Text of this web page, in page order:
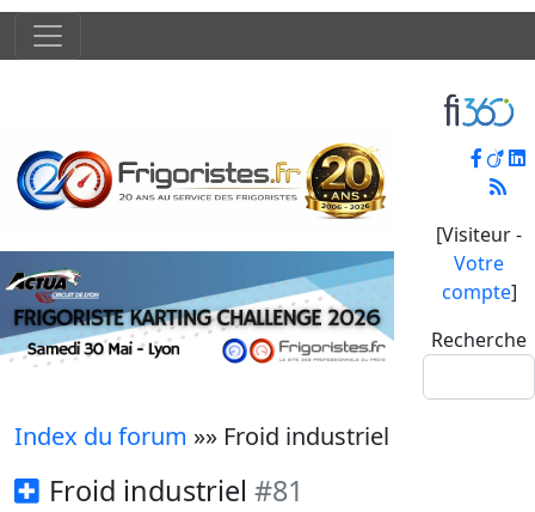
[Visiteur -
Votre
compte]
Recherche
Index du forum »» Froid industriel
Froid industriel #81